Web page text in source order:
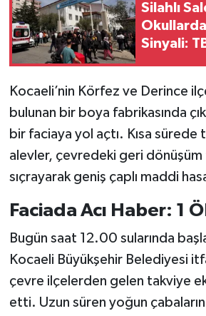
Silahlı
Sinyali:
Kocaeli’nin Körfez ve Derince
bulunan bir boya fabrikasında
bir faciaya yol açtı. Kısa sürede
alevler, çevredeki geri
sıçrayarak geniş çaplı maddi
Faciada Acı Haber: 1
Bugün saat 12.00 sularında
Kocaeli Büyükşehir Belediyesi
çevre ilçelerden gelen takviye
etti. Uzun süren yoğun